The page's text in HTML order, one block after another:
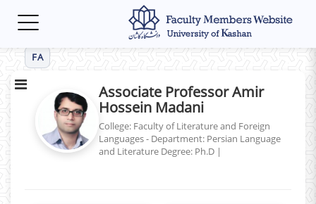
Toggle
FA
Associate Professor Amir
Hossein Madani
College: Faculty of Literature and Foreign
Languages - Department: Persian Language
and Literature Degree: Ph.D |